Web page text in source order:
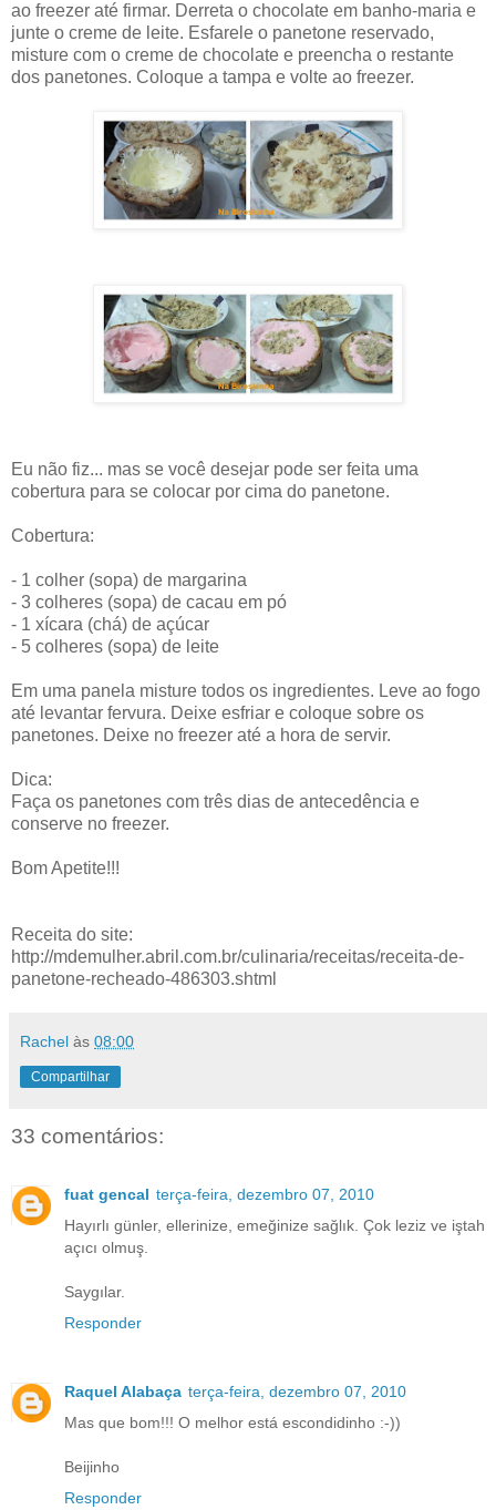
ao freezer até firmar. Derreta o chocolate em banho-maria e
junte o creme de leite. Esfarele o panetone reservado,
misture com o creme de chocolate e preencha o restante
dos panetones. Coloque a tampa e volte ao freezer.
Eu não fiz... mas se você desejar pode ser feita uma
cobertura para se colocar por cima do panetone.
Cobertura:
- 1 colher (sopa) de margarina
- 3 colheres (sopa) de cacau em pó
- 1 xícara (chá) de açúcar
- 5 colheres (sopa) de leite
Em uma panela misture todos os ingredientes. Leve ao fogo
até levantar fervura. Deixe esfriar e coloque sobre os
panetones. Deixe no freezer até a hora de servir.
Dica:
Faça os panetones com três dias de antecedência e
conserve no freezer.
Bom Apetite!!!
Receita do site:
http://mdemulher.abril.com.br/culinaria/receitas/receita-de-
panetone-recheado-486303.shtml
Rachel às 08:00
Compartilhar
33 comentários:
fuat gencal terça-feira, dezembro 07, 2010
Hayırlı günler, ellerinize, emeğinize sağlık. Çok leziz ve iştah
açıcı olmuş.
Saygılar.
Responder
Raquel Alabaça terça-feira, dezembro 07, 2010
Mas que bom!!! O melhor está escondidinho :-))
Beijinho
Responder